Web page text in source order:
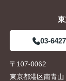
03-
〒107-0062
東京都港区南青